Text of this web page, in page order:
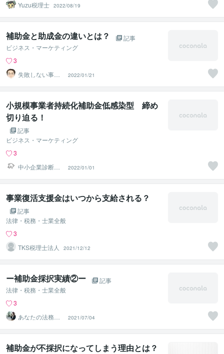
Yuzu税理士 2022/08/19
補助金と助成金の違いとは？
記事
ビジネス・マーケティング
3
失敗しない事業
計画相談室
2022/01/21
小規模事業者持続化補助金低感染型 締め
切り迫る！
記事
ビジネス・マーケティング
3
中小企業診断士
マエダコウ
2022/01/01
事業復活支援金はいつから支給される？
記事
法律・税務・士業全般
3
TKS税理士法人
2021/12/12
ー補助金採択実績②ー
記事
法律・税務・士業全般
3
あなたの法務秘
書 Moe
2021/07/04
補助金が不採択になってしまう理由とは？